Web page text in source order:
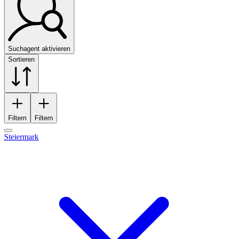
Suchagent aktivieren
Sortieren
Filtern Filtern
Steiermark